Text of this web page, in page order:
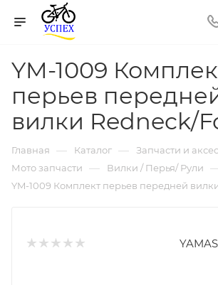
YM-1009
перьев
вилки Redneck/
Главная — Каталог — Запчасти и
Мото запчасти — Вилки / Перья/ Рули
YM-1009 Комплект перьев передней